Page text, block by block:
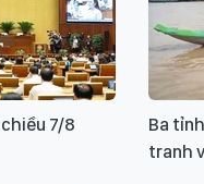
Ý KIẾN BẠN ĐỌC
7/8
Ba
tranh